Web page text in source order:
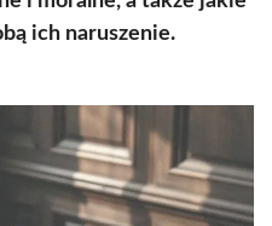
ich naruszenie.